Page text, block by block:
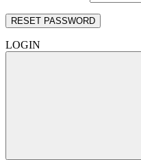
RESET PASSWORD
LOGIN